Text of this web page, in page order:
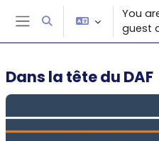
Skip to main content
Side panel
Toggle search input
You
guest
Dans la tête du DAF